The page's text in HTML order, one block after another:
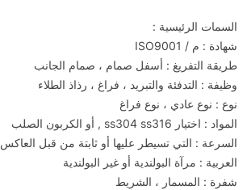
السمات الرئيسية :
شهادة : م / ISO9001
طريقة التفريغ : أسفل صمام ، صمام الجانب
وظيفة : التدفئة والتبريد ، فراغ ، رذاذ الطلاء
نوع : نوع عادي ، نوع فراغ
المواد : اختيار ss304 ss316 , أو الكربون الصلب
السرعة : التي تسيطر عليها أو ثابتة من قبل العاكس
العربية : مرآة البولندية أو غير البولندية
شفرة : المسمار ، الشريط